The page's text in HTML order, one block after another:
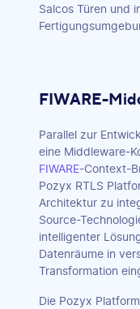
Salcos Türen und
FIWARE-
Parallel zur
eine Middleware-
FIWARE-Context-
Pozyx RTLS
Architektur zu
Source-
intelligenter
Datenräume in
Transformation
Die Pozyx